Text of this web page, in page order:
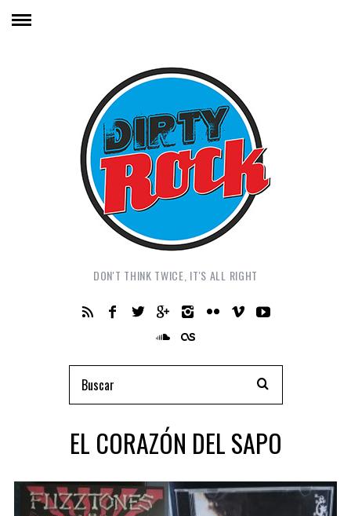
DON'T THINK TWICE, IT'S ALL RIGHT
EL CORAZÓN DEL SAPO